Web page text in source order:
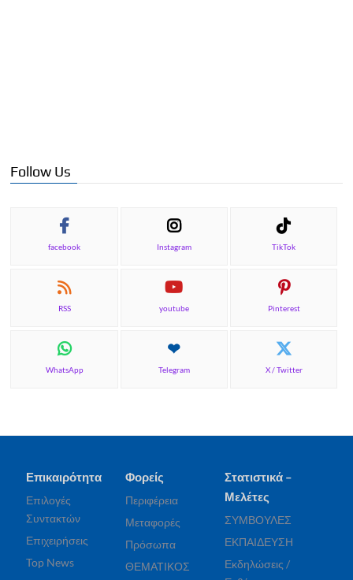
Follow Us
facebook Instagram TikTok
RSS youtube Pinterest
WhatsApp Telegram X / Twitter
Επικαιρότητα
Επιλογές
Συντακτών
Επιχειρήσεις
Top News
Φορείς
Περιφέρεια
Μεταφορές
Πρόσωπα
ΘΕΜΑΤΙΚΟΣ
Στατιστικά –
Μελέτες
ΣΥΜΒΟΥΛΕΣ
ΕΚΠΑΙΔΕΥΣΗ
Εκδηλώσεις /